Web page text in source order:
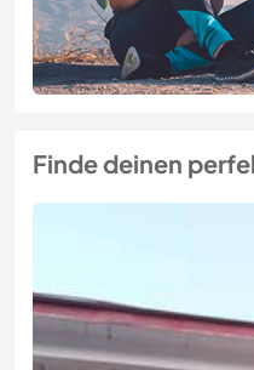
Finde deinen